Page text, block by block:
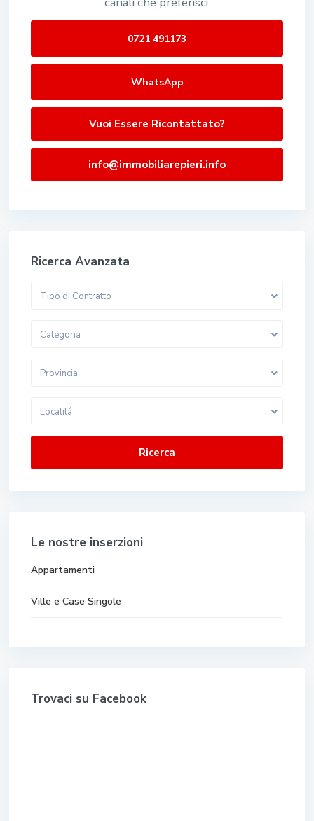
0721 491173
WhatsApp
Vuoi Essere Ricontattato?
info@immobiliarepieri.info
Ricerca Avanzata
Tipo di Contratto
Categoria
Provincia
Localitá
Ricerca
Le nostre inserzioni
Appartamenti
Ville e Case Singole
Trovaci su Facebook